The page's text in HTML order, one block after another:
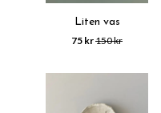
Liten vas
75 kr150 kr